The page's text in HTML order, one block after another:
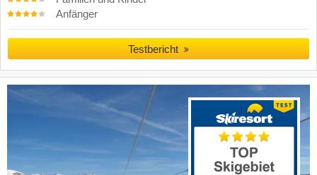
Anfänger
Testbericht